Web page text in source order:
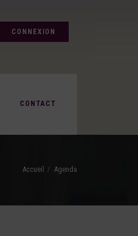
CONNEXION
CONTACT
Accueil Agenda